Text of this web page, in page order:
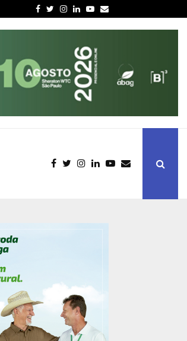
Facebook
Twitter
Instagram
LinkedinYoutube
Email